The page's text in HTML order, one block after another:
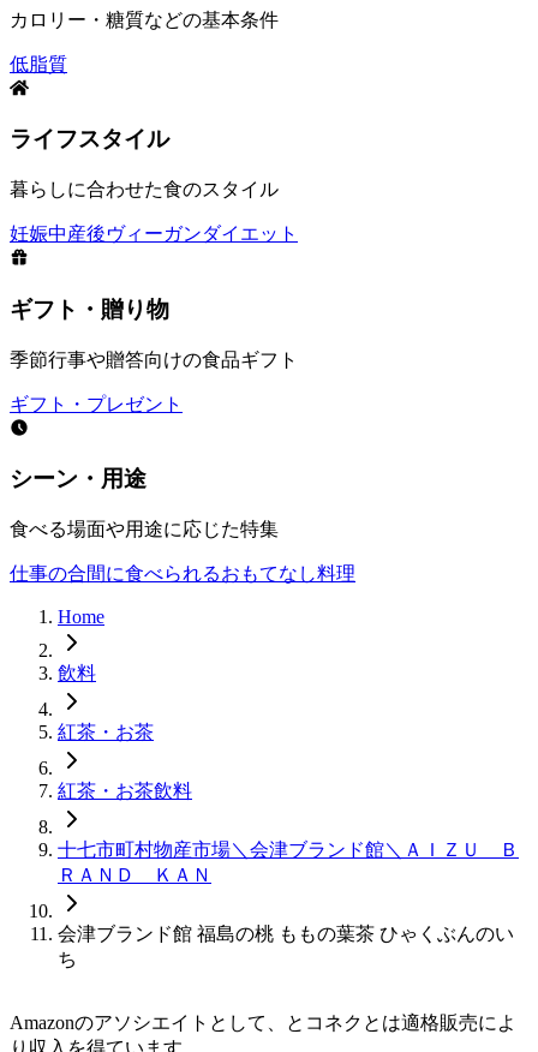
カロリー・糖質などの基本条件
低脂質
ライフスタイル
暮らしに合わせた食のスタイル
妊娠中産後ヴィーガンダイエット
ギフト・贈り物
季節行事や贈答向けの食品ギフト
ギフト・プレゼント
シーン・用途
食べる場面や用途に応じた特集
仕事の合間に食べられるおもてなし料理
Home
飲料
紅茶・お茶
紅茶・お茶飲料
十七市町村物産市場＼会津ブランド館＼ＡＩＺＵ Ｂ
ＲＡＮＤ ＫＡＮ
会津ブランド館 福島の桃 ももの葉茶 ひゃくぶんのい
ち
Amazonのアソシエイトとして、 とコネクと は適格販売によ
り収入を得ています。